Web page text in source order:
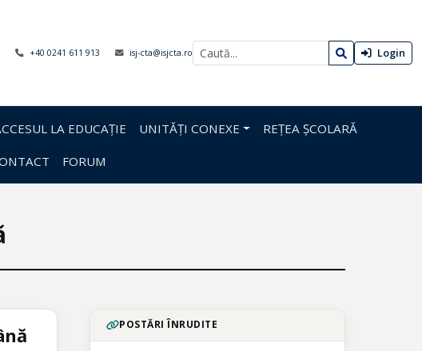
+40 0241 611 913 isj-cta@isjcta.ro Login
LA EDUCAȚIE UNITĂȚI CONEXE REȚEA ȘCOLARĂ
FORUM
POSTĂRI ÎNRUDITE